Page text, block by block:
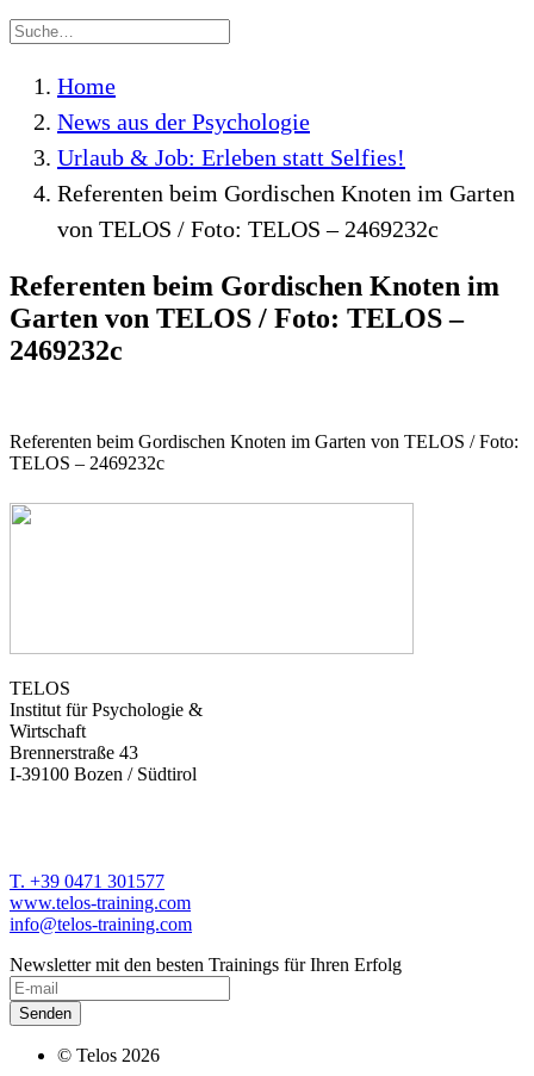
Home
News aus der Psychologie
Urlaub & Job: Erleben statt Selfies!
Referenten beim Gordischen Knoten im Garten
von TELOS / Foto: TELOS – 2469232c
Referenten beim Gordischen Knoten im
Garten von TELOS / Foto: TELOS –
2469232c
Referenten beim Gordischen Knoten im Garten von TELOS / Foto:
TELOS – 2469232c
TELOS
Institut für Psychologie &
Wirtschaft
Brennerstraße 43
I-39100 Bozen / Südtirol
T. +39 0471 301577
www.telos-training.com
info@telos-training.com
Newsletter mit den besten Trainings für Ihren Erfolg
© Telos 2026